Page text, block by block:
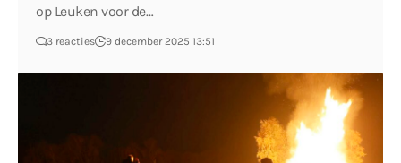
op Leuken voor de…
3 reacties 9 december 2025 13:51